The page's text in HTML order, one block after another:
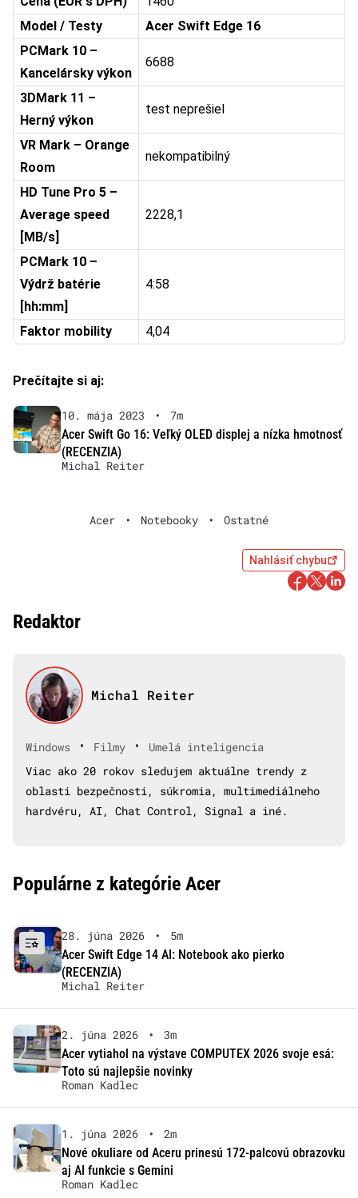
Model / Testy
Acer Swift Edge 16
PCMark 10 –
Kancelársky výkon
6688
3DMark 11 –
Herný výkon
test neprešiel
VR Mark – Orange
Room
nekompatibilný
HD Tune Pro 5 –
Average speed
[MB/s]
2228,1
PCMark 10 –
Výdrž batérie
[hh:mm]
4:58
Faktor mobility 4,04
Prečítajte si aj:
10. mája 2023 •
7m
Acer Swift Go 16: Veľký OLED displej a nízka hmotnosť
(RECENZIA)
Michal Reiter
Acer • Notebooky • Ostatné
Nahlásiť chybu
Redaktor
Michal Reiter
Windows • Filmy •
Umelá inteligencia
Viac ako 20 rokov sledujem aktuálne trendy z
oblasti bezpečnosti, súkromia, multimediálneho
hardvéru, AI, Chat Control, Signal a iné.
Populárne z kategórie Acer
28. júna 2026 •
5m
Acer Swift Edge 14 AI: Notebook ako pierko
(RECENZIA)
Michal Reiter
2. júna 2026 •
3m
Acer vytiahol na výstave COMPUTEX 2026 svoje esá:
Toto sú najlepšie novinky
Roman Kadlec
1. júna 2026 •
2m
Nové okuliare od Aceru prinesú 172-palcovú obrazovku
aj AI funkcie s Gemini
Roman Kadlec